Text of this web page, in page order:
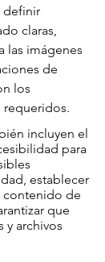
definir
claras,
las imágenes
de
los
requeridos.
incluyen el
para
establecer
contenido de
que
y archivos